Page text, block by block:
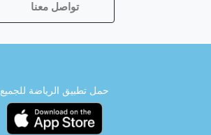
تواصل معنا
حمل تطبيق الرياضة للجميع